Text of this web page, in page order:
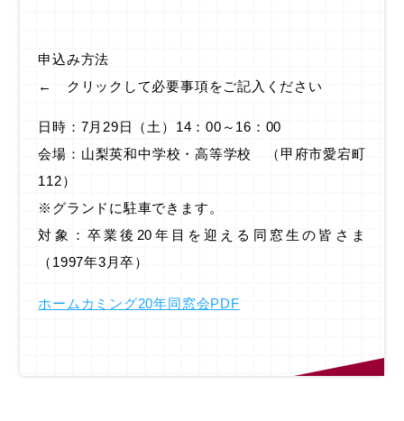
申込み方法
← クリックして必要事項をご記入ください
日時：7月29日（土）14：00～16：00
会場：山梨英和中学校・高等学校 （甲府市愛宕町
112）
※グランドに駐車できます。
対象：卒業後20年目を迎える同窓生の皆さま
（1997年3月卒）
ホームカミング20年同窓会PDF